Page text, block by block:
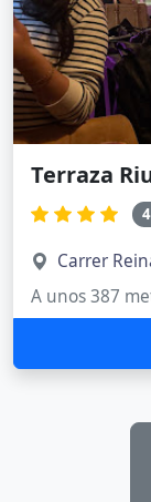
Terraza
Carrer
A unos 387